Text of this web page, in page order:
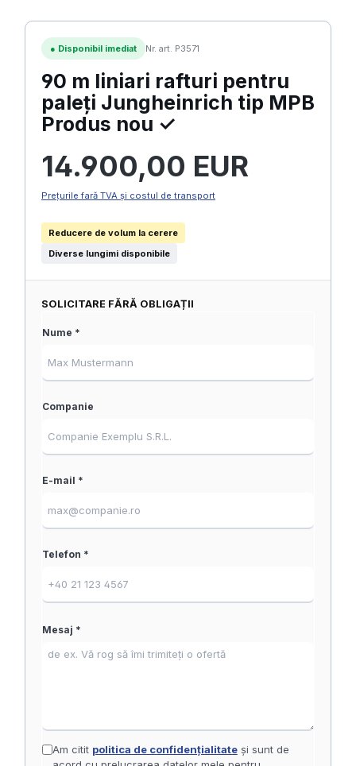
● Disponibil imediat Nr. art. P3571
90 m liniari rafturi pentru
paleți Jungheinrich tip MPB
Produs nou ✓
14.900,00 EUR
Prețurile fară TVA și costul de transport
Reducere de volum la cerere
Diverse lungimi disponibile
SOLICITARE FĂRĂ OBLIGAȚII
Nume *
Companie
E-mail *
Telefon *
Mesaj *
Am citit politica de confidențialitateși sunt de